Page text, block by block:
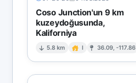
Coso Junction'un 9 km
kuzeydoğusunda,
Kaliforniya
5.8 km I 36.09, -117.86